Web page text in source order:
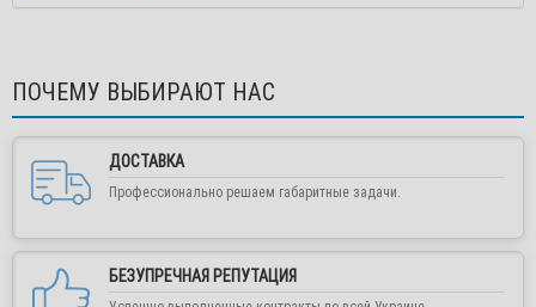
ПОЧЕМУ ВЫБИРАЮТ НАС
ДОСТАВКА
Профессионально решаем габаритные задачи.
БЕЗУПРЕЧНАЯ РЕПУТАЦИЯ